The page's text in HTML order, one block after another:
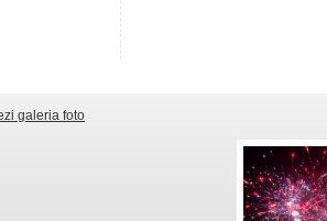
galeria foto